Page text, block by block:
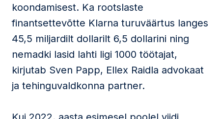
koondamisest. Ka rootslaste
finantsettevõtte Klarna turuväärtus langes
45,5 miljardilt dollarilt 6,5 dollarini ning
nemadki lasid lahti ligi 1000 töötajat,
kirjutab Sven Papp, Ellex Raidla advokaat
ja tehinguvaldkonna partner.